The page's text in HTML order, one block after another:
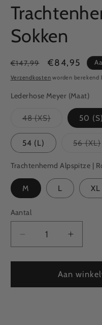
Sokken
Normale
prijs
€147,99 €84,95
Verzendkosten worden berekend
Lederhose Meyer (Maat)
48 (XS)
Variant
uitverkocht
of
niet
beschikbaar
50 (S)
54 (L) 56 (XL)
of
niet
Trachtenhemd Alpspitze |
M L XL
Aantal
Aantal
verlagen
voor
Lederhose
Meyer
Aantal
voor
Meyer
Aan